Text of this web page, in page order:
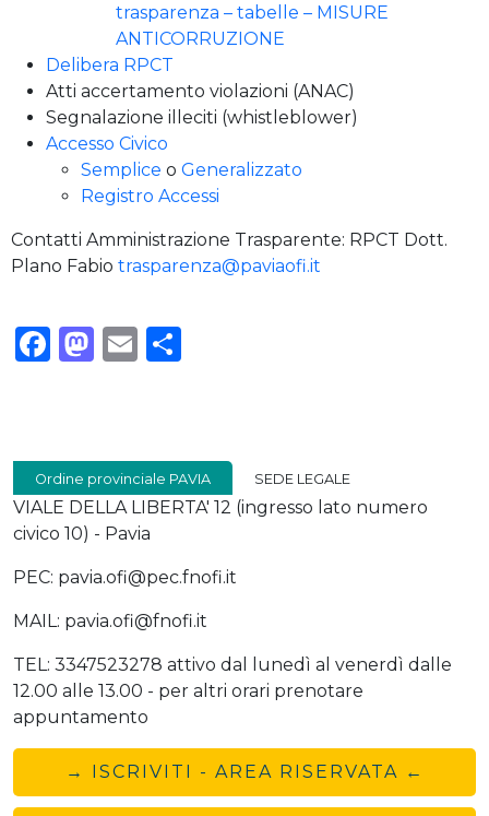
trasparenza – tabelle – MISURE
ANTICORRUZIONE
Delibera RPCT
Atti accertamento violazioni (ANAC)
Segnalazione illeciti (whistleblower)
Accesso Civico
Semplice o Generalizzato
Registro Accessi
Contatti Amministrazione Trasparente: RPCT Dott.
Plano Fabio trasparenza@paviaofi.it
Facebook
Mastodon
Email
Ordine provinciale PAVIA SEDE LEGALE
VIALE DELLA LIBERTA' 12 (ingresso lato numero
civico 10) - Pavia
PEC: pavia.ofi@pec.fnofi.it
MAIL: pavia.ofi@fnofi.it
TEL: 3347523278 attivo dal lunedì al venerdì dalle
12.00 alle 13.00 - per altri orari prenotare
appuntamento
→ ISCRIVITI - AREA RISERVATA ←